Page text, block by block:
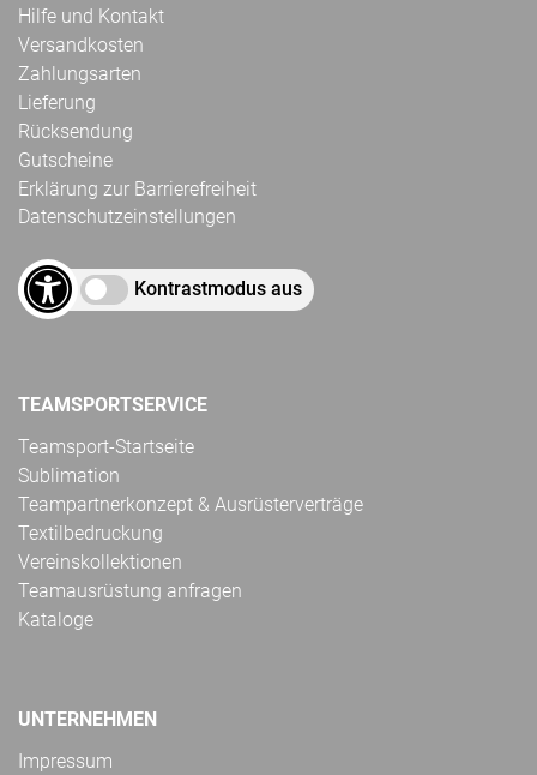
Hilfe und Kontakt
Versandkosten
Zahlungsarten
Lieferung
Rücksendung
Gutscheine
Erklärung zur Barrierefreiheit
Datenschutzeinstellungen
Kontrastmodus aus
TEAMSPORTSERVICE
Teamsport-Startseite
Sublimation
Teampartnerkonzept & Ausrüsterverträge
Textilbedruckung
Vereinskollektionen
Teamausrüstung anfragen
Kataloge
UNTERNEHMEN
Impressum